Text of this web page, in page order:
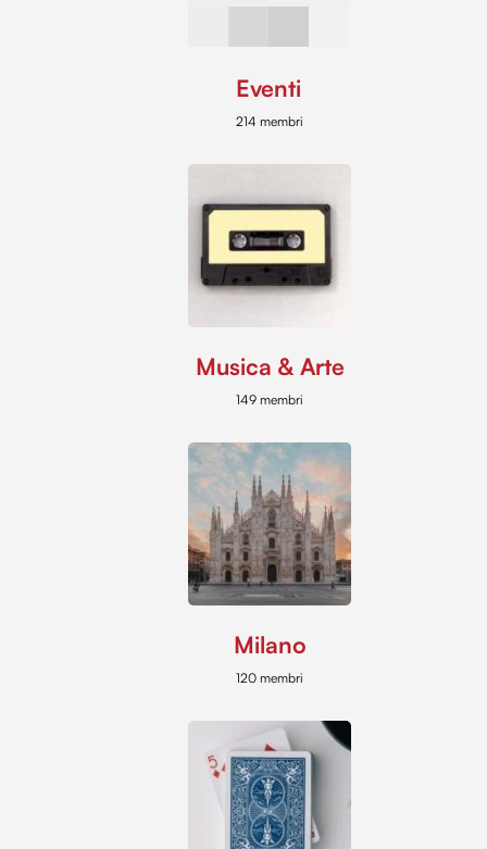
Eventi
214 membri
Musica & Arte
149 membri
Milano
120 membri